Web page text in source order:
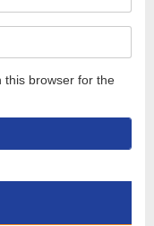
this browser for the